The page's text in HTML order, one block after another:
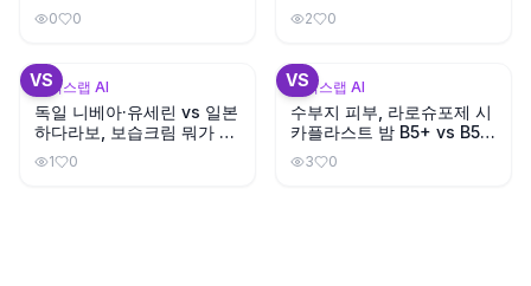
0 0 2 0
VS
뷰틱스랩 AI
독일 니베아·유세린 vs 일본
하다라보, 보습크림 뭐가 좋
을까?
1 0
VS
뷰틱스랩 AI
수부지 피부, 라로슈포제 시
카플라스트 밤 B5+ vs B5
뭐가 다를까?
3 0